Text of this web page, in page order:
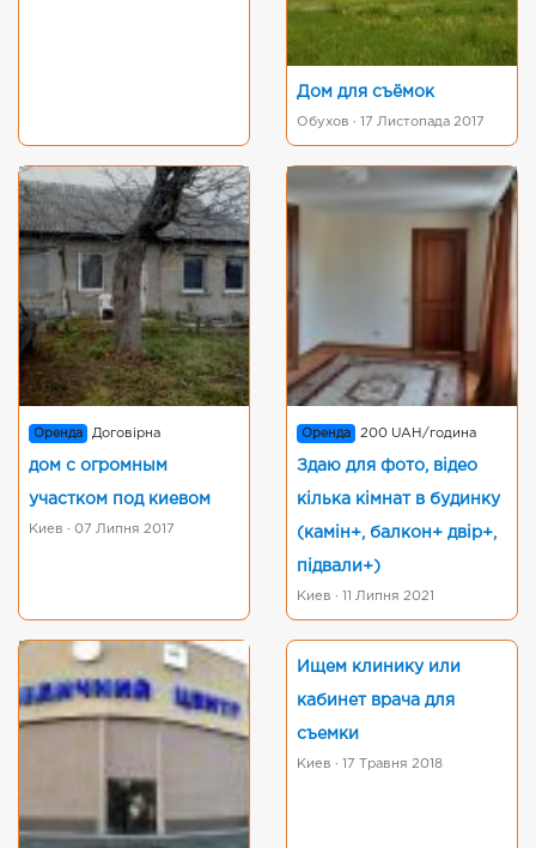
Дом для съёмок
Обухов · 17 Листопада 2017
Оренда Договірна
дом с огромным
участком под киевом
Киев · 07 Липня 2017
Оренда 200 UAH/година
Здаю для фото, відео
кілька кімнат в будинку
(камін+, балкон+ двір+,
підвали+)
Киев · 11 Липня 2021
Ищем клинику или
кабинет врача для
съемки
Киев · 17 Травня 2018